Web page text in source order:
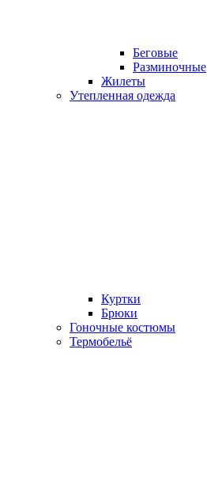
Беговые
Разминочные
Жилеты
Утепленная одежда
Куртки
Брюки
Гоночные костюмы
Термобельё